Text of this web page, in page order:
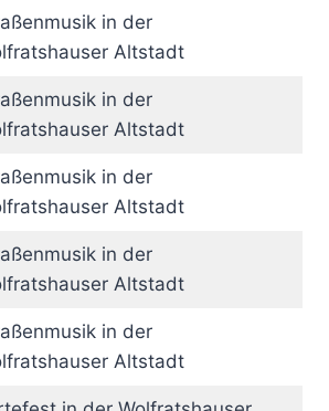
in der
Altstadt
in der
Altstadt
in der
Altstadt
in der
Altstadt
in der
Altstadt